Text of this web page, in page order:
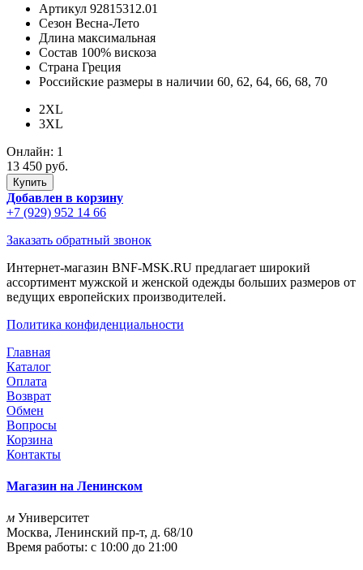
Артикул 92815312.01
Сезон Весна-Лето
Длина максимальная
Состав 100% вискоза
Страна Греция
Российские размеры в наличии 60, 62, 64, 66, 68, 70
2XL
3XL
Онлайн: 1
13 450 руб.
Добавлен в корзину
+7 (929) 952 14 66
Заказать обратный звонок
Интернет-магазин BNF-MSK.RU предлагает широкий
ассортимент мужской и женской одежды больших размеров от
ведущих европейских производителей.
Политика конфиденциальности
Главная
Каталог
Оплата
Возврат
Обмен
Вопросы
Корзина
Контакты
Магазин на Ленинском
м Университет
Москва, Ленинский пр-т, д. 68/10
Время работы: с 10:00 до 21:00